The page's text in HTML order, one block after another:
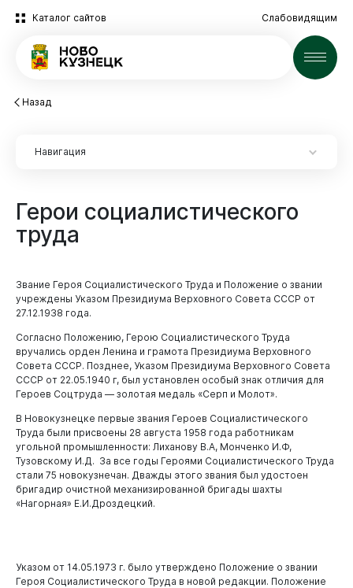
Каталог сайтов Слабовидящим
Новости
Новокузнецк
Администрация
Горожанам
Бизнесу
Назад
Герои социалистического
труда
Навигация
Звание Героя Социалистического Труда и Положение о звании
учреждены Указом Президиума Верховного Совета СССР от
27.12.1938 года.
Согласно Положению, Герою Социалистического Труда
вручались орден Ленина и грамота Президиума Верховного
Совета СССР. Позднее, Указом Президиума Верховного Совета
СССР от 22.05.1940 г, был установлен особый знак отличия для
Героев Соцтруда — золотая медаль «Серп и Молот».
В Новокузнецке первые звания Героев Социалистического
Труда были присвоены 28 августа 1958 года работникам
угольной промышленности: Лиханову В.А, Монченко И.Ф,
Тузовскому И.Д. За все годы Героями Социалистического Труда
стали 75 новокузнечан. Дважды этого звания был удостоен
бригадир очистной механизированной бригады шахты
«Нагорная» Е.И.Дроздецкий.
Указом от 14.05.1973 г. было утверждено Положение о звании
Героя Социалистического Труда в новой редакции. Положение